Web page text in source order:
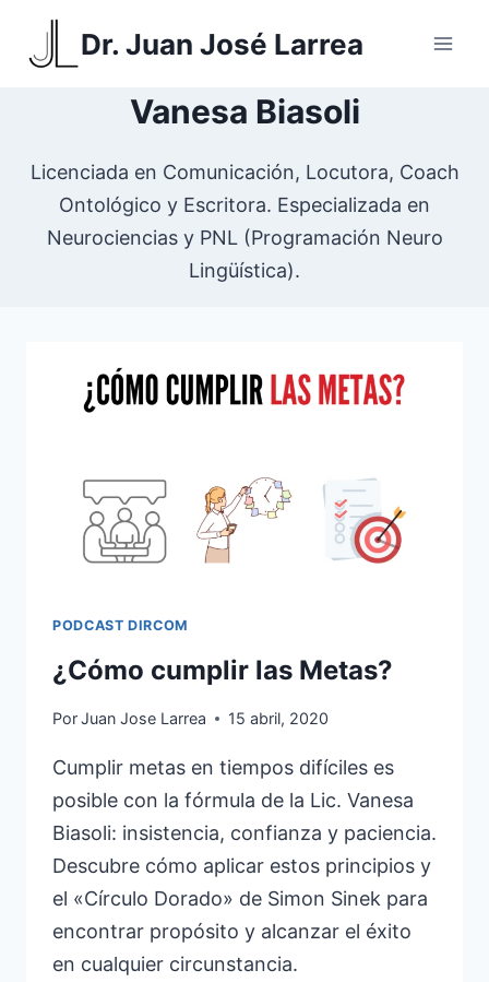
Saltar
Dr. Juan José Larrea
Vanesa Biasoli
Licenciada en Comunicación, Locutora, Coach
Ontológico y Escritora. Especializada en
Neurociencias y PNL (Programación Neuro
Lingüística).
PODCAST DIRCOM
¿Cómo cumplir las Metas?
PorJuan Jose Larrea 15 abril, 2020
Cumplir metas en tiempos difíciles es
posible con la fórmula de la Lic. Vanesa
Biasoli: insistencia, confianza y paciencia.
Descubre cómo aplicar estos principios y
el «Círculo Dorado» de Simon Sinek para
encontrar propósito y alcanzar el éxito
en cualquier circunstancia.